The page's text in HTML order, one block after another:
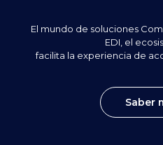
El mundo de soluciones
EDI, el
facilita la experiencia de
Saber